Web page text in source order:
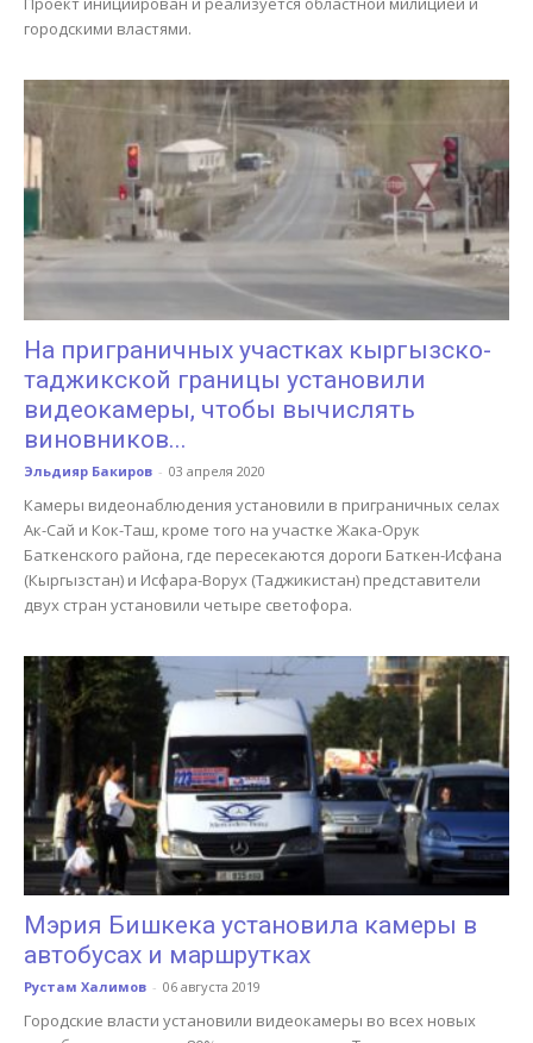
городскими властями.
На приграничных участках кыргызско-
таджикской границы установили
видеокамеры, чтобы вычислять
виновников...
Эльдияр Бакиров - 03 апреля 2020
Камеры видеонаблюдения установили в приграничных селах
Ак-Сай и Кок-Таш, кроме того на участке Жака-Орук
Баткенского района, где пересекаются дороги Баткен-Исфана
(Кыргызстан) и Исфара-Ворух (Таджикистан) представители
двух стран установили четыре светофора.
Мэрия Бишкека установила камеры в
автобусах и маршрутках
Рустам Халимов - 06 августа 2019
Городские власти установили видеокамеры во всех новых